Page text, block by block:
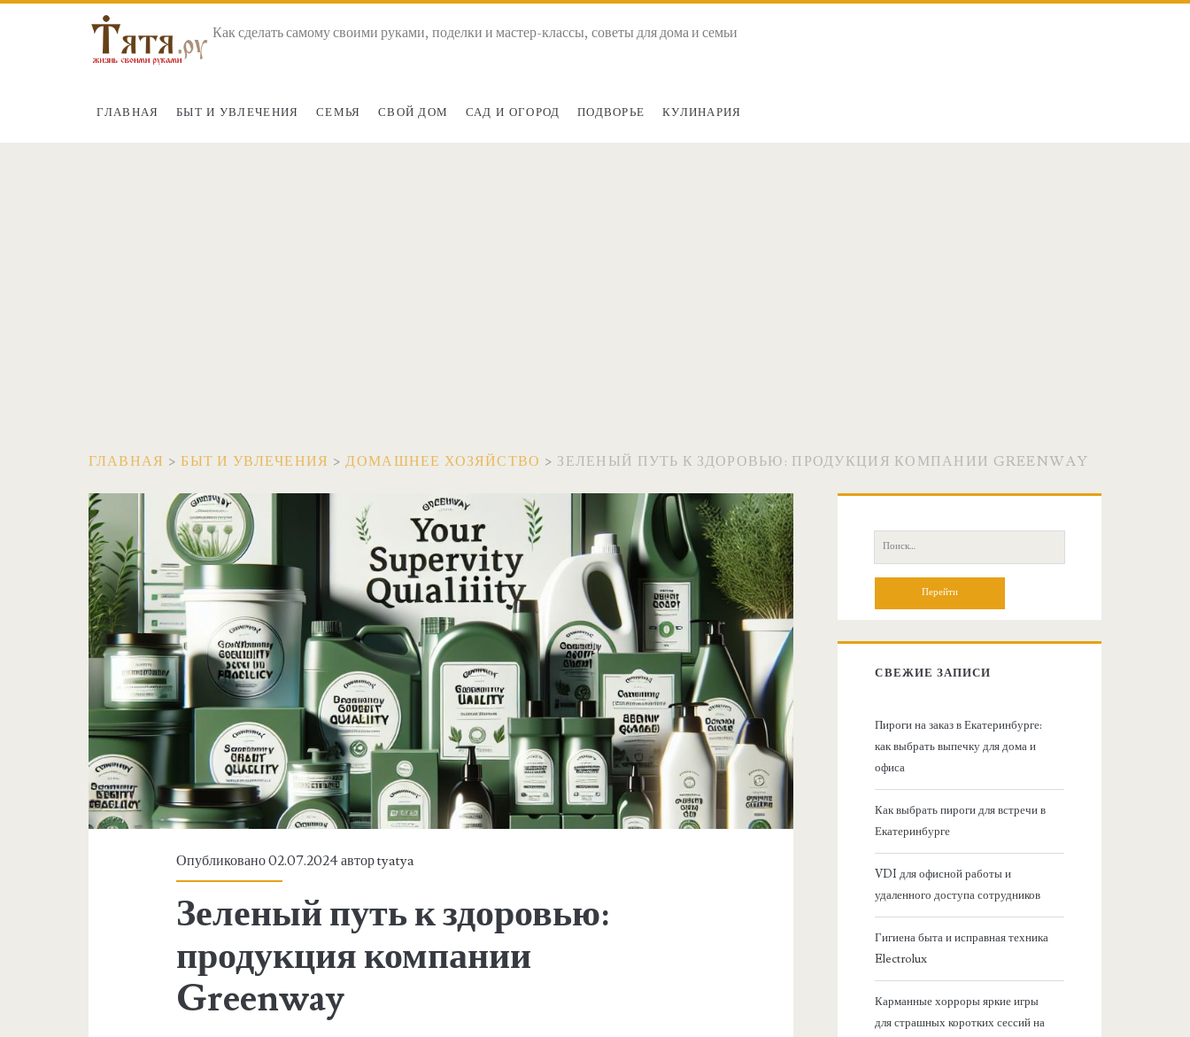
Как сделать самому своими руками, поделки и мастер-классы, советы для дома и семьи
ГЛАВНАЯ БЫТ И УВЛЕЧЕНИЯ СЕМЬЯ СВОЙ ДОМ САД И ОГОРОД ПОДВОРЬЕ КУЛИНАРИЯ
ГЛАВНАЯ >БЫТ И УВЛЕЧЕНИЯ >ДОМАШНЕЕ ХОЗЯЙСТВО > ЗЕЛЕНЫЙ ПУТЬ К ЗДОРОВЬЮ: ПРОДУКЦИЯ КОМПАНИИ GREENWAY
Опубликовано 02.07.2024 авторtyatya
Зеленый путь к здоровью:
продукция компании
Greenway
о
П
о
:
СВЕЖИЕ ЗАПИСИ
Пироги на заказ в Екатеринбурге:
как выбрать выпечку для дома и
офиса
Как выбрать пироги для встречи в
Екатеринбурге
VDI для офисной работы и
удаленного доступа сотрудников
Гигиена быта и исправная техника
Electrolux
Карманные хорроры яркие игры
для страшных коротких сессий на